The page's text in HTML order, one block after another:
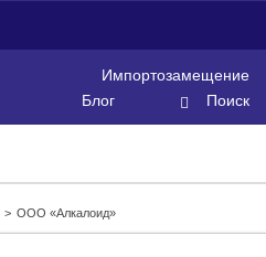
Блог
Импортозамещение
Поиск
> ООО «Алкалоид»